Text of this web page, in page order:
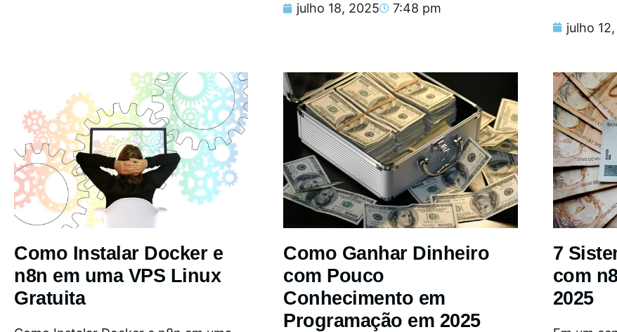
julho 18, 2025 7:48 pm
julho
Como Instalar Docker e
n8n em uma VPS Linux
Gratuita
Como Ganhar Dinheiro
com Pouco
Conhecimento em
Programação em 2025
7
com
2025